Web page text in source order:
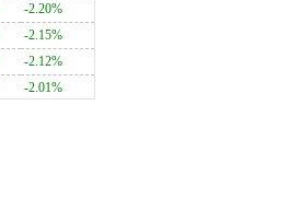
-2.20%
-2.15%
-2.12%
-2.01%